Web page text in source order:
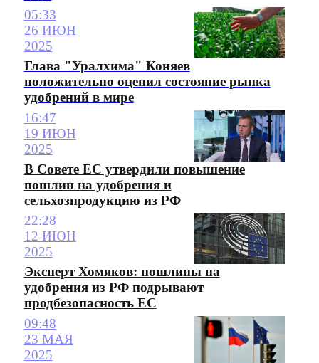
05:33
26 ИЮН
2025
Глава "Уралхима" Коняев
положительно оценил состояние рынка
удобрений в мире
16:47
19 ИЮН
2025
В Совете ЕС утвердили повышение
пошлин на удобрения и
сельхозпродукцию из РФ
22:28
12 ИЮН
2025
Эксперт Хомяков: пошлины на
удобрения из РФ подрывают
продбезопасность ЕС
09:48
23 МАЯ
2025